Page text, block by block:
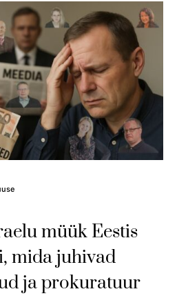
müük Eestis
mida juhivad
ja prokuratuur